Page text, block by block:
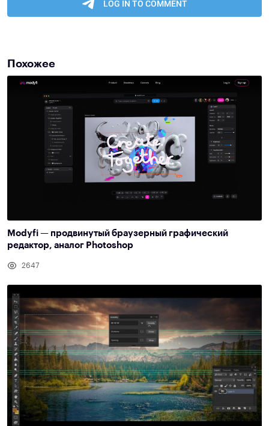
Похожее
Modyfi — продвинутый браузерный графический
редактор, аналог Photoshop
2647